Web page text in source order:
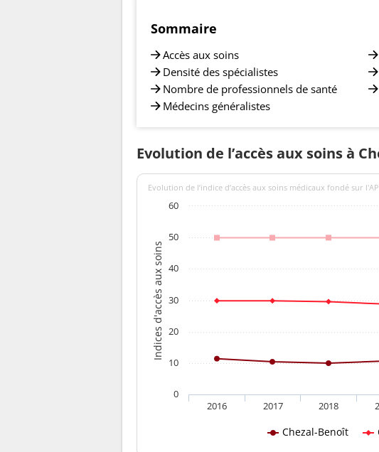
Sommaire
Accès aux soins
Densité des spécialistes
Nombre de professionnels de santé
Médecins généralistes
Evolution de l’accès aux soins à
Indices d'accès aux soins
Evolution de l’indice d’accès aux soins médicaux fondé sur
Chezal-Benoît
2016 2017 2018
0
10
20
30
40
50
60